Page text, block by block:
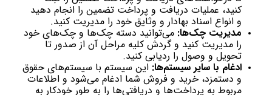
کنید، عملیات دریافت و پرداخت تضمین را انجام دهید
و انواع اسناد بهادار و وثایق خود را مدیریت کنید.
مدیریت چک‌ها: می‌توانید دسته چک‌ها و چک‌های خود
را مدیریت کنید و گردش کلیه مراحل آن از صدور تا
تحویل و وصول را ردیابی کنید.
ادغام با سایر سیستم‌ها: این سیستم با سیستم‌های حقوق
و دستمزد، خرید و فروش شما ادغام می‌شود و اطلاعات
مربوط به پرداخت‌ها و دریافتی‌ها را به طور خودکار به